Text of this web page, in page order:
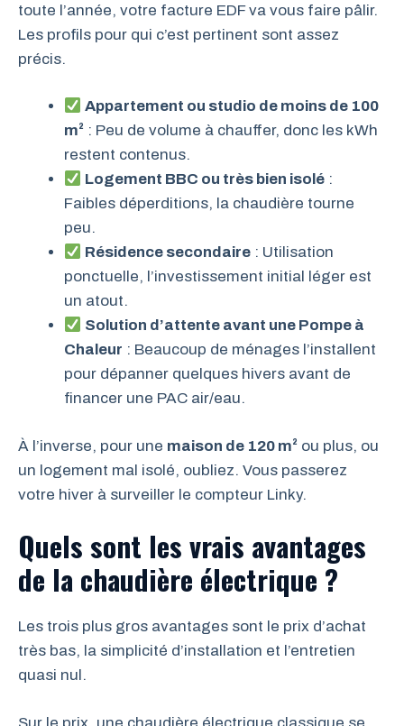
toute l’année, votre facture EDF va vous faire pâlir.
Les profils pour qui c’est pertinent sont assez
précis.
Appartement ou studio de moins de 100
m² : Peu de volume à chauffer, donc les kWh
restent contenus.
Logement BBC ou très bien isolé :
Faibles déperditions, la chaudière tourne
peu.
Résidence secondaire : Utilisation
ponctuelle, l’investissement initial léger est
un atout.
Solution d’attente avant une Pompe à
Chaleur : Beaucoup de ménages l’installent
pour dépanner quelques hivers avant de
financer une PAC air/eau.
À l’inverse, pour une maison de 120 m² ou plus, ou
un logement mal isolé, oubliez. Vous passerez
votre hiver à surveiller le compteur Linky.
Quels sont les vrais avantages
de la chaudière électrique ?
Les trois plus gros avantages sont le prix d’achat
très bas, la simplicité d’installation et l’entretien
quasi nul.
Sur le prix, une chaudière électrique classique se